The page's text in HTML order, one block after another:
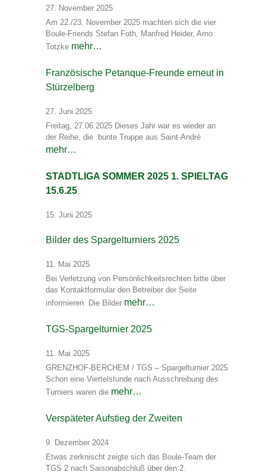
27. November 2025
Am 22./23. November 2025 machten sich die vier
Boule-Friends Stefan Foth, Manfred Heider, Arno
Totzke mehr…
Französische Petanque-Freunde erneut in
Stürzelberg
27. Juni 2025
Freitag, 27.06.2025 Dieses Jahr war es wieder an
der Reihe, die bunte Truppe aus Saint-André
mehr…
STADTLIGA SOMMER 2025 1. SPIELTAG
15.6.25
15. Juni 2025
Bilder des Spargelturniers 2025
11. Mai 2025
Bei Verletzung von Persönlichkeitsrechten bitte über
das Kontaktformular den Betreiber der Seite
informieren. Die Bilder mehr…
TGS-Spargelturnier 2025
11. Mai 2025
GRENZHOF-BERCHEM / TGS – Spargelturnier 2025
Schon eine Viertelstunde nach Ausschreibung des
Turniers waren die mehr…
Verspäteter Aufstieg der Zweiten
9. Dezember 2024
Etwas zerknischt zeigte sich das Boule-Team der
TGS 2 nach Saisonabschluß über den 2.